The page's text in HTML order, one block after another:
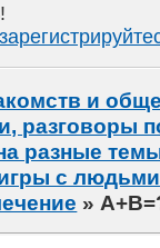
и
разговоры
разные
с
»